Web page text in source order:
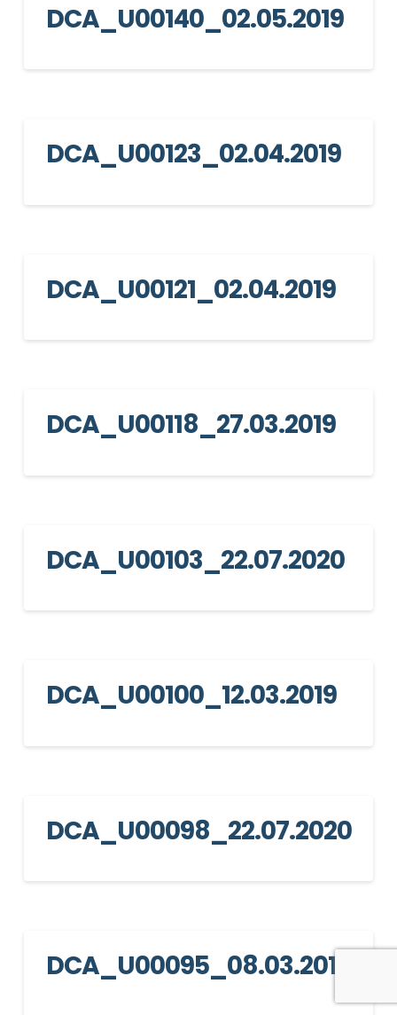
DCA_U00140_02.05.2019
DCA_U00123_02.04.2019
DCA_U00121_02.04.2019
DCA_U00118_27.03.2019
DCA_U00103_22.07.2020
DCA_U00100_12.03.2019
DCA_U00098_22.07.2020
DCA_U00095_08.03.2019